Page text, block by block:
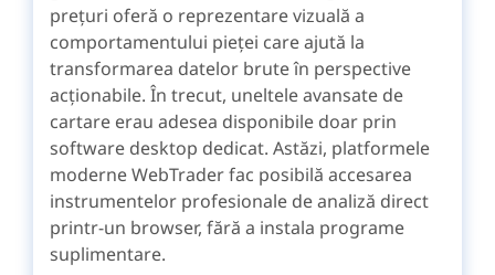
prețuri oferă o reprezentare vizuală a
comportamentului pieței care ajută la
transformarea datelor brute în perspective
acționabile. În trecut, uneltele avansate de
cartare erau adesea disponibile doar prin
software desktop dedicat. Astăzi, platformele
moderne WebTrader fac posibilă accesarea
instrumentelor profesionale de analiză direct
printr-un browser, fără a instala programe
suplimentare.